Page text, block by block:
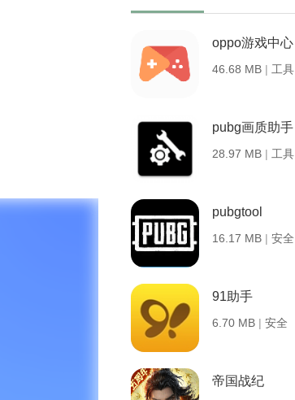
oppo游戏中心
46.68 MB | 工具
pubg画质助手
28.97 MB | 工具
pubgtool
16.17 MB | 安全
91助手
6.70 MB | 安全
帝国战纪